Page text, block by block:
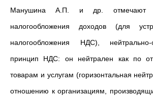
Манушина А.П. и др. отмечают
налогообложения доходов (для
налогообложения НДС), нейтрально-
принцип НДС: он нейтрален как по
товарам и услугам (горизонтальная
отношению к организациям,